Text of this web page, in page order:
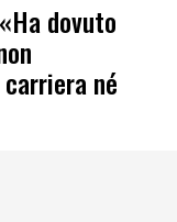
dovuto
né